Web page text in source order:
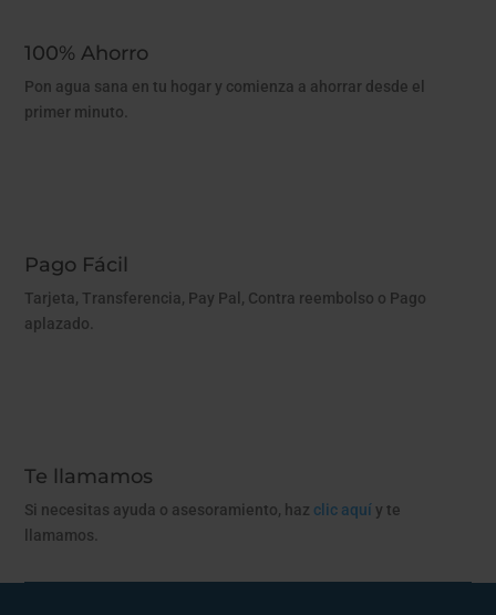
100% Ahorro
Pon agua sana en tu hogar y comienza a ahorrar desde el
primer minuto.
Pago Fácil
Tarjeta, Transferencia, Pay Pal, Contra reembolso o Pago
aplazado.
Te llamamos
Si necesitas ayuda o asesoramiento, haz clic aquí y te
llamamos.